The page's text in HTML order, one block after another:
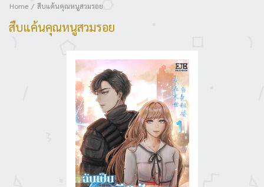
Home สืบแค้นคุณหนูสวมรอย
สืบแค้นคุณหนูสวมรอย